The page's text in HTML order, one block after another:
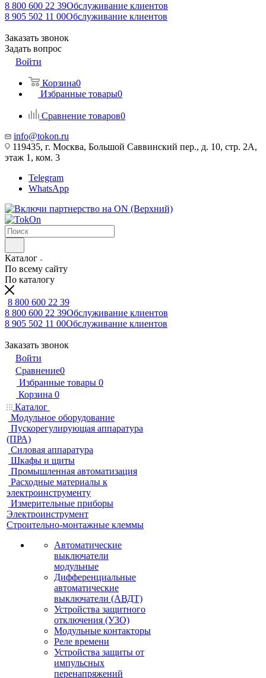
8 800 600 22 39Обслуживание клиентов
8 905 502 11 00Обслуживание клиентов
Заказать звонок
Задать вопрос
Войти
Корзина0
Избранные товары0
Сравнение товаров0
info@tokon.ru
119435, г. Москва, Большой Саввинский пер., д. 10, стр. 2А,
этаж 1, ком. 3
Telegram
WhatsApp
Каталог
По всему сайту
По каталогу
8 800 600 22 39
8 800 600 22 39Обслуживание клиентов
8 905 502 11 00Обслуживание клиентов
Заказать звонок
Войти
Сравнение0
Избранные товары 0
Корзина 0
Каталог
Модульное оборудование
Пускорегулирующая аппаратура
(ПРА)
Силовая аппаратура
Шкафы и щиты
Промышленная автоматизация
Расходные материалы к
электроинструменту
Измерительные приборы
Электроинструмент
Строительно-монтажные клеммы
Автоматические
выключатели
модульные
Дифференциальные
автоматические
выключатели (АВДТ)
Устройства защитного
отключения (УЗО)
Модульные контакторы
Реле времени
Устройства защиты от
импульсных
перенапряжений